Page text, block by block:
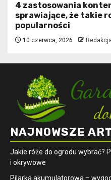
4 zastosowania
sprawiające, że takie
popularności
10 czerwca, 2026 Redakcja
NAJNOWSZE
Jakie róże do ogrodu wybrać?
i okrywowe
Pilarka akumulatorowa –